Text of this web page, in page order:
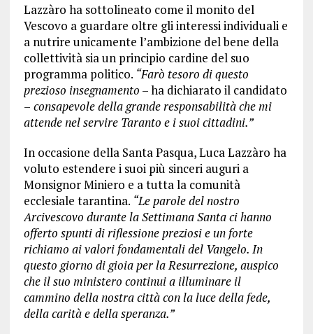
Lazzàro ha sottolineato come il monito del
Vescovo a guardare oltre gli interessi individuali e
a nutrire unicamente l’ambizione del bene della
collettività sia un principio cardine del suo
programma politico. “Farò tesoro di questo
prezioso insegnamento – ha dichiarato il candidato
– consapevole della grande responsabilità che mi
attende nel servire Taranto e i suoi cittadini.”
In occasione della Santa Pasqua, Luca Lazzàro ha
voluto estendere i suoi più sinceri auguri a
Monsignor Miniero e a tutta la comunità
ecclesiale tarantina. “Le parole del nostro
Arcivescovo durante la Settimana Santa ci hanno
offerto spunti di riflessione preziosi e un forte
richiamo ai valori fondamentali del Vangelo. In
questo giorno di gioia per la Resurrezione, auspico
che il suo ministero continui a illuminare il
cammino della nostra città con la luce della fede,
della carità e della speranza.”